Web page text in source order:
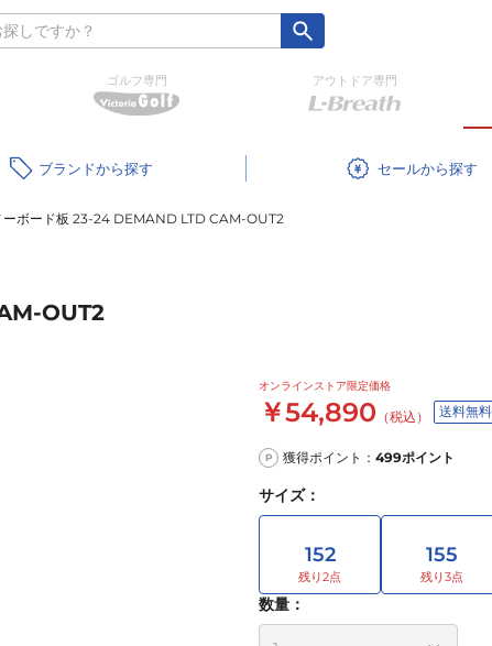
ゴルフ専門 アウトドア専門
ブランド セール
ーボード板 23-24 DEMAND LTD CAM-OUT2
OUT2
オンラインストア限定価格
￥54,890 （税込） 送料無料
P 獲得ポイント： 499ポイント
サイズ：
152 155
数量：